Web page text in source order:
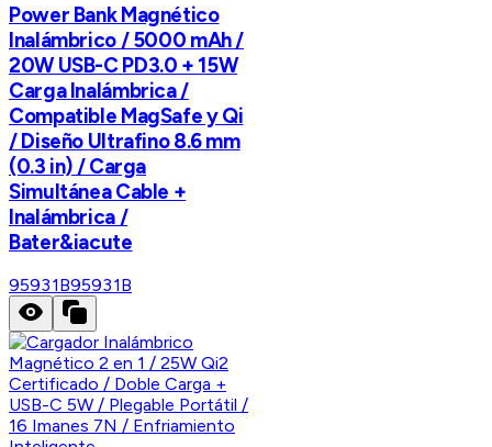
Power Bank Magnético
Inalámbrico / 5000 mAh /
20W USB-C PD3.0 + 15W
Carga Inalámbrica /
Compatible MagSafe y Qi
/ Diseño Ultrafino 8.6 mm
(0.3 in) / Carga
Simultánea Cable +
Inalámbrica /
Bater&iacute
95931B95931B